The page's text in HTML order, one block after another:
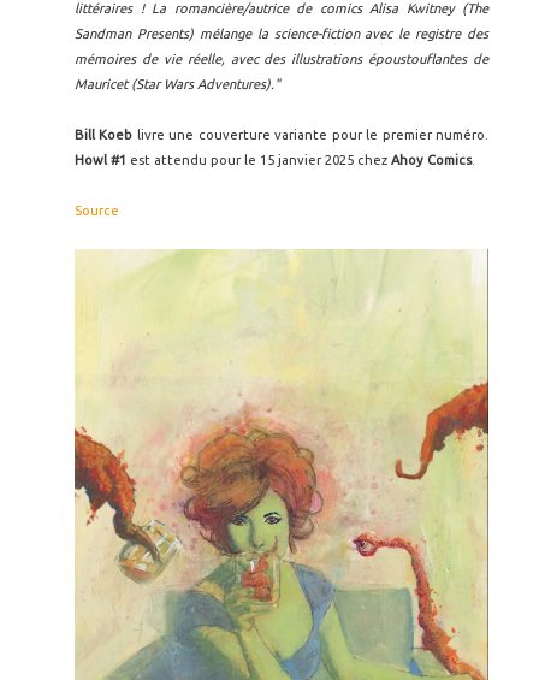
littéraires ! La romancière/autrice de comics Alisa Kwitney (The
Sandman Presents) mélange la science-fiction avec le registre des
mémoires de vie réelle, avec des illustrations époustouflantes de
Mauricet (Star Wars Adventures)."
Bill Koeb livre une couverture variante pour le premier numéro.
Howl #1 est attendu pour le 15 janvier 2025 chez Ahoy Comics.
Source